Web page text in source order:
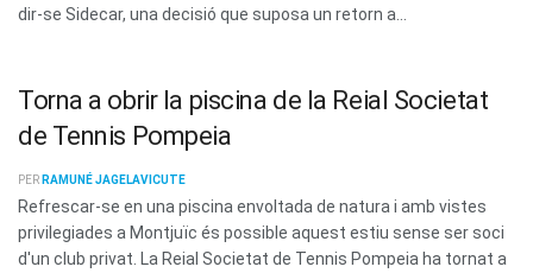
dir-se Sidecar, una decisió que suposa un retorn a...
Torna a obrir la piscina de la Reial Societat
de Tennis Pompeia
PER RAMUNÉ JAGELAVICUTE
Refrescar-se en una piscina envoltada de natura i amb vistes
privilegiades a Montjuïc és possible aquest estiu sense ser soci
d'un club privat. La Reial Societat de Tennis Pompeia ha tornat a